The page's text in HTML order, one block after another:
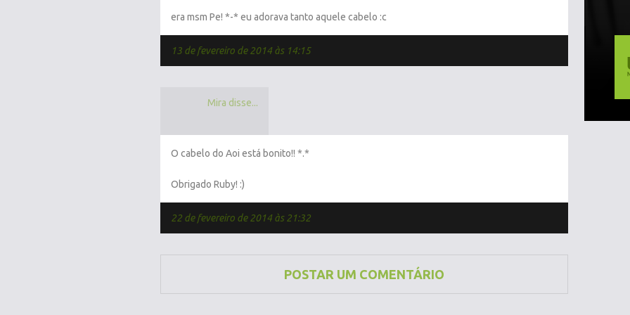
era msm Pe! *-* eu adorava tanto aquele cabelo :c
13 de fevereiro de 2014 às 14:15
Mira disse...
O cabelo do Aoi está bonito!! *.*
Obrigado Ruby! :)
22 de fevereiro de 2014 às 21:32
POSTAR UM COMENTÁRIO